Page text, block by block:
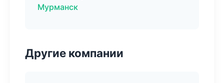
Мурманск
Другие компании